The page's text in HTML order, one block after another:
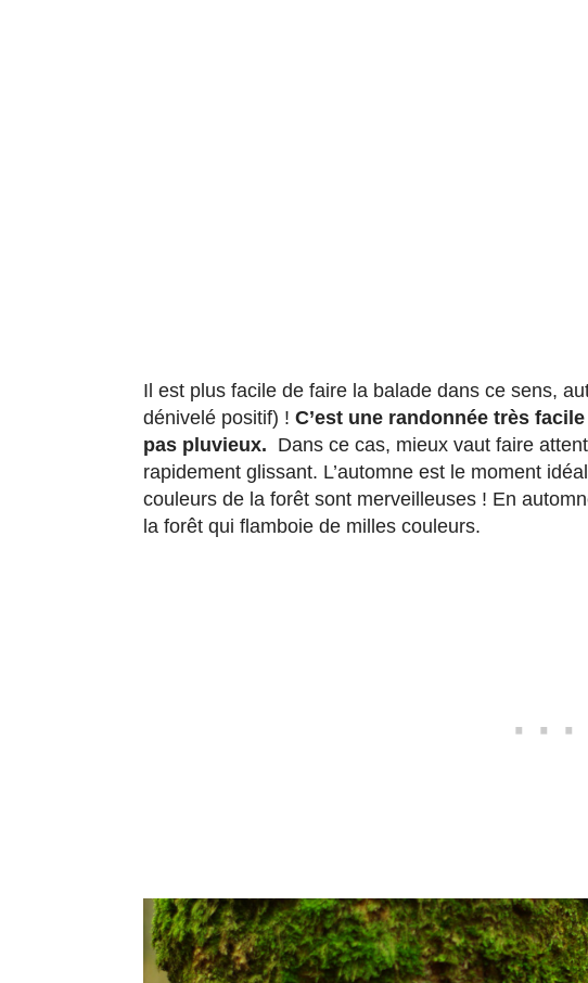
Il est plus facile de faire la balade dans ce sens,
dénivelé positif) ! C’est une randonnée très
pas pluvieux. Dans ce cas, mieux vaut faire
rapidement glissant. L’automne est le moment
couleurs de la forêt sont merveilleuses ! En
la forêt qui flamboie de milles couleurs.